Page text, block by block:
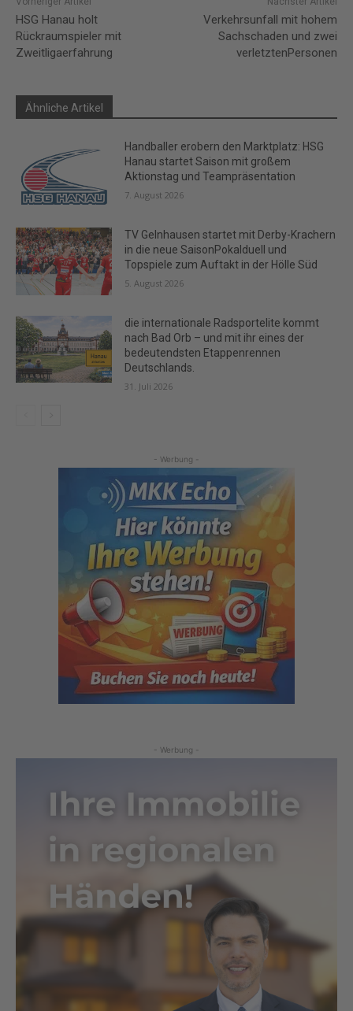
HSG Hanau holt
Rückraumspieler mit
Zweitligaerfahrung
Verkehrsunfall mit hohem
Sachschaden und zwei
verletztenPersonen
Ähnliche Artikel
Handballer erobern den Marktplatz: HSG
Hanau startet Saison mit großem
Aktionstag und Teampräsentation
7. August 2026
TV Gelnhausen startet mit Derby-Krachern
in die neue SaisonPokalduell und
Topspiele zum Auftakt in der Hölle Süd
5. August 2026
die internationale Radsportelite kommt
nach Bad Orb – und mit ihr eines der
bedeutendsten Etappenrennen
Deutschlands.
31. Juli 2026
- Werbung -
- Werbung -